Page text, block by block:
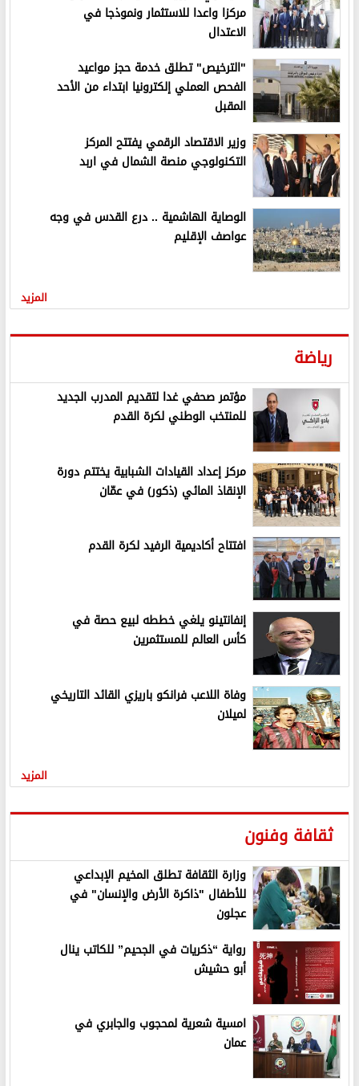
مركزا واعدا للاستثمار ونموذجا في
الاعتدال
"الترخيص" تطلق خدمة حجز مواعيد
الفحص العملي إلكترونيا ابتداء من الأحد
المقبل
وزير الاقتصاد الرقمي يفتتح المركز
التكنولوجي منصة الشمال في اربد
الوصاية الهاشمية .. درع القدس في وجه
عواصف الإقليم
المزيد
رياضة
مؤتمر صحفي غدا لتقديم المدرب الجديد
للمنتخب الوطني لكرة القدم
مركز إعداد القيادات الشبابية يختتم دورة
الإنقاذ المائي (ذكور) في عمّان
افتتاح أكاديمية الرفيد لكرة القدم
إنفانتينو يلغي خططه لبيع حصة في
كأس العالم للمستثمرين
وفاة اللاعب فرانكو باريزي القائد التاريخي
لميلان
المزيد
ثقافة وفنون
وزارة الثقافة تطلق المخيم الإبداعي
للأطفال "ذاكرة الأرض والإنسان" في
عجلون
رواية “ذكريات في الجحيم” للكاتب ينال
أبو حشيش
امسية شعرية لمحجوب والجابري في
عمان